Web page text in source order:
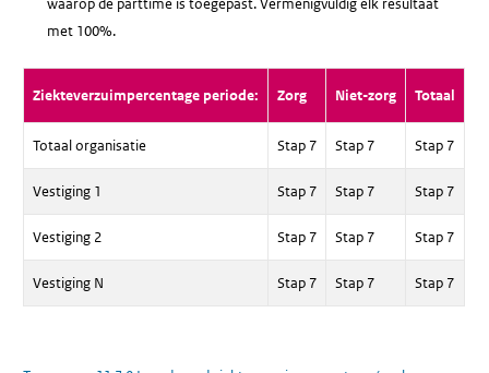
met 100%.
Ziekteverzuimpercentage periode: Zorg Niet-zorg Totaal
Totaal organisatie Stap 7 Stap 7 Stap 7
Vestiging 1 Stap 7 Stap 7 Stap 7
Vestiging 2 Stap 7 Stap 7 Stap 7
Vestiging N Stap 7 Stap 7 Stap 7